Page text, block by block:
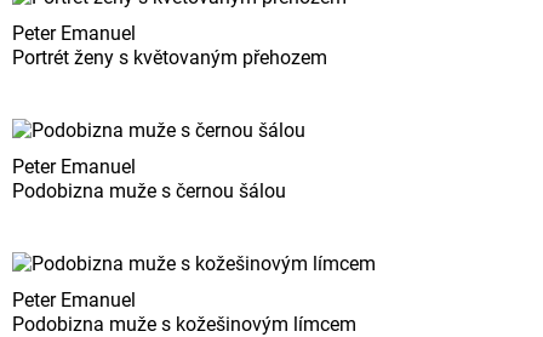
Peter Emanuel
Portrét ženy s květovaným přehozem
Peter Emanuel
Podobizna muže s černou šálou
Peter Emanuel
Podobizna muže s kožešinovým límcem